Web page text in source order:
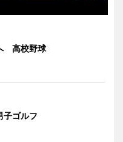
高校野球
ゴルフ